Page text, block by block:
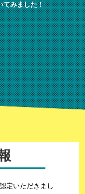
てみました！
定いただきまし